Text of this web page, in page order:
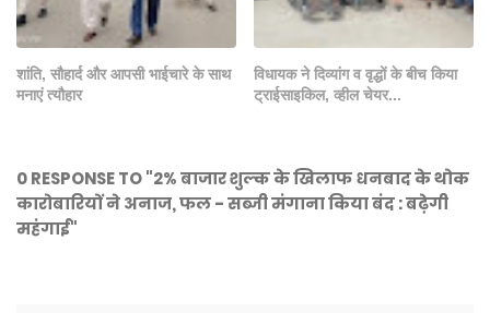
शांति, सौहार्द और आपसी भाईचारे के साथ
मनाएं त्यौहार
विधायक ने दिव्यांग व वृद्धों के बीच किया
ट्राईसाइकिल, व्हील चेयर...
0 RESPONSE TO "2% बाजार शुल्क के खिलाफ धनबाद के थोक
कारोबारियों ने अनाज, फल - सब्जी मंगाना किया बंद : बढ़ेगी
महंगाई"